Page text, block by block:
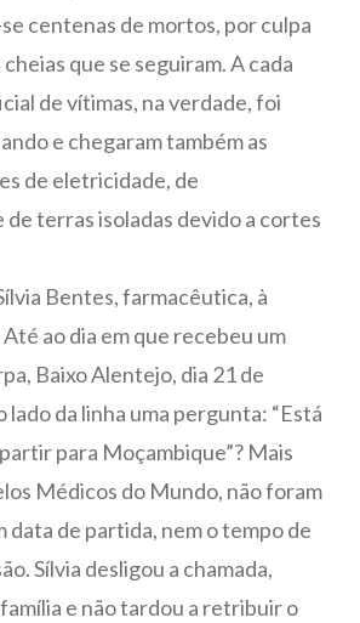
centenas de mortos, por culpa
que se seguiram. A cada
de vítimas, na verdade, foi
e chegaram também as
de eletricidade, de
de terras isoladas devido a cortes
Bentes, farmacêutica, à
ao dia em que recebeu um
Baixo Alentejo, dia 21 de
da linha uma pergunta: “Está
para Moçambique”? Mais
Médicos do Mundo, não foram
data de partida, nem o tempo de
Sílvia desligou a chamada,
e não tardou a retribuir o